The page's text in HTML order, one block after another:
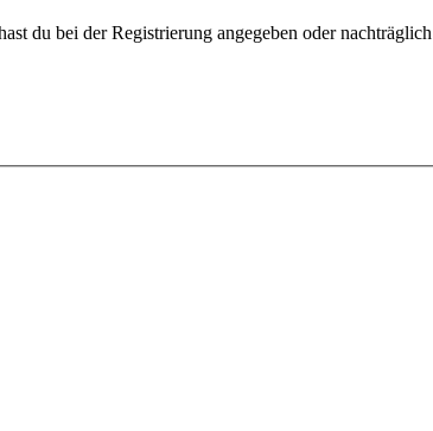
du bei der Registrierung angegeben oder